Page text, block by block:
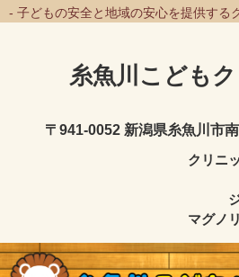
- 子どもの安全と地域の安心を提供する
糸魚川こども
〒941-0052 新潟県糸魚川市
クリニ
マグノ